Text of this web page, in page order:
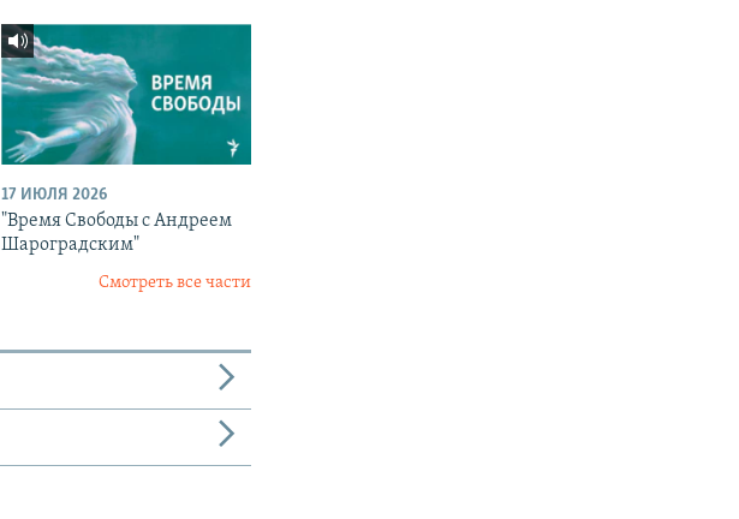
17 ИЮЛЯ 2026
"Время Свободы с Андреем
Шароградским"
Смотреть все части